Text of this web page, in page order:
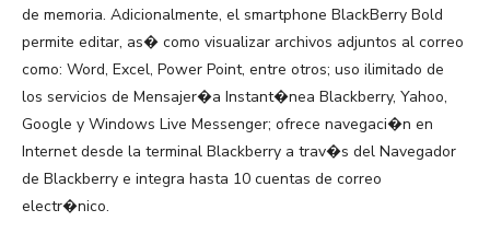
de memoria. Adicionalmente, el smartphone BlackBerry Bold
permite editar, as� como visualizar archivos adjuntos al correo
como: Word, Excel, Power Point, entre otros; uso ilimitado de
los servicios de Mensajer�a Instant�nea Blackberry, Yahoo,
Google y Windows Live Messenger; ofrece navegaci�n en
Internet desde la terminal Blackberry a trav�s del Navegador
de Blackberry e integra hasta 10 cuentas de correo
electr�nico.